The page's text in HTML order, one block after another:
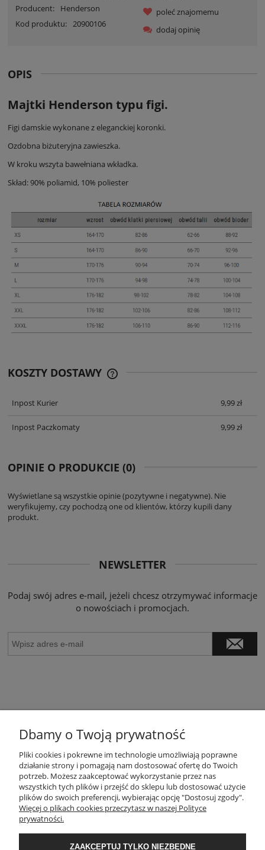
Producent:
Henderson
Kod produktu: 20900106
poleć znajomemu
dodaj opinię
OPIS
Majtki Henderson typu figi.
Figi damskie wykonane z eleganckiej koronki.
Ozdobna biżuteryjna zawieszka.
W kroku wszyta bawełniana wkładka.
Skład: 90% poliamid, 10% poliester
KOSZTY DOSTAWY
Inpost Kurier
9,99 zł
Inpost Paczkomaty 9,99 zł
OPINIE O PRODUKCIE (0)
Wyświetlane są wszystkie opinie (pozytywne i negatywne). Nie
weryfikujemy, czy pochodzą one od klientów, którzy kupili dany
produkt.
NEWSLETTER
Podaj swój adres e-mail, jeżeli chcesz otrzymywać informacje
o nowościach i promocjach.
POMOC
MOJE KONTO
Dbamy o Twoją prywatność
Pliki cookies i pokrewne im technologie umożliwiają poprawne
działanie strony i pomagają nam dostosować ofertę do Twoich
potrzeb. Możesz zaakceptować wykorzystanie przez nas
wszystkich tych plików i przejść do sklepu lub dostosować użycie
plików do swoich preferencji, wybierając opcję "Dostosuj zgody".
Więcej o plikach cookies przeczytasz w naszej Polityce
prywatności.
ZAAKCEPTUJ TYLKO NIEZBĘDNE